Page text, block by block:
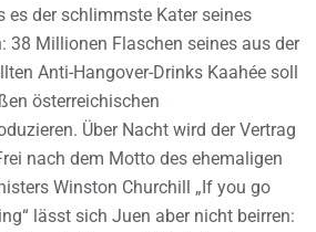
es der schlimmste Kater seines
38 Millionen Flaschen seines aus der
Anti-Hangover-Drinks Kaahée soll
österreichischen
Über Nacht wird der Vertrag
nach dem Motto des ehemaligen
Winston Churchill „If you go
lässt sich Juen aber nicht beirren: